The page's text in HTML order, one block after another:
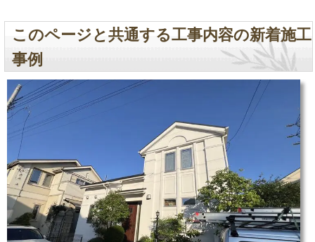
このページと共通する工事内容の新着施工
事例